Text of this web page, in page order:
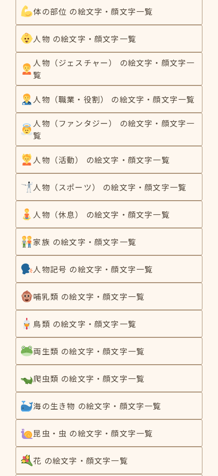
体の部位 の絵文字・顔文字一覧
人物 の絵文字・顔文字一覧
人物（ジェスチャー） の絵文字・顔文字一
覧
人物（職業・役割） の絵文字・顔文字一覧
人物（ファンタジー） の絵文字・顔文字一
覧
人物（活動） の絵文字・顔文字一覧
人物（スポーツ） の絵文字・顔文字一覧
人物（休息） の絵文字・顔文字一覧
家族 の絵文字・顔文字一覧
人物記号 の絵文字・顔文字一覧
哺乳類 の絵文字・顔文字一覧
鳥類 の絵文字・顔文字一覧
両生類 の絵文字・顔文字一覧
爬虫類 の絵文字・顔文字一覧
海の生き物 の絵文字・顔文字一覧
昆虫・虫 の絵文字・顔文字一覧
花 の絵文字・顔文字一覧